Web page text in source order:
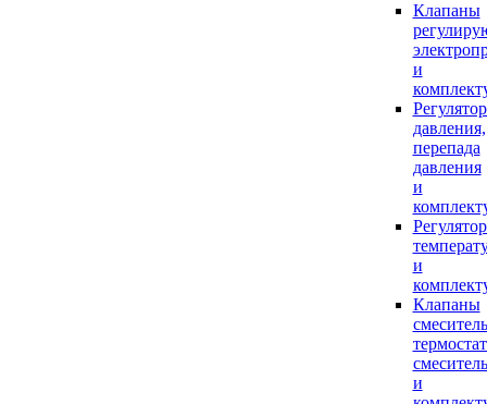
Клапаны
и
давления,
перепада
давления
и
и
Клапаны
и